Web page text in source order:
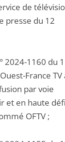
de
presse du 12
2024-1160 du
France TV
par voie
et en haute
OFTV ;